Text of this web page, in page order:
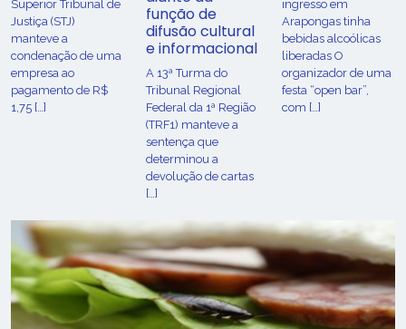
Superior Tribunal de
Justiça (STJ)
manteve a
condenação de uma
empresa ao
pagamento de R$
1,75 […]
função de
difusão cultural
e informacional
A 13ª Turma do
Tribunal Regional
Federal da 1ª Região
(TRF1) manteve a
sentença que
determinou a
devolução de cartas
[…]
ingresso em
Arapongas tinha
bebidas alcoólicas
liberadas O
organizador de uma
festa “open bar”,
com […]